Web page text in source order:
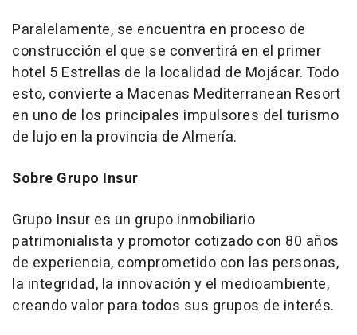
Paralelamente, se encuentra en proceso de
construcción el que se convertirá en el primer
hotel 5 Estrellas de la localidad de Mojácar. Todo
esto, convierte a Macenas Mediterranean Resort
en uno de los principales impulsores del turismo
de lujo en la provincia de Almería.
Sobre Grupo Insur
Grupo Insur es un grupo inmobiliario
patrimonialista y promotor cotizado con 80 años
de experiencia, comprometido con las personas,
la integridad, la innovación y el medioambiente,
creando valor para todos sus grupos de interés.